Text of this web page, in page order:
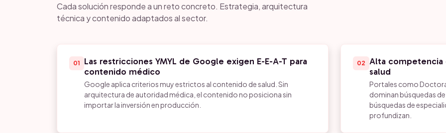
Cada solución responde a un reto concreto. Estrategia, arquitectura
técnica y contenido adaptados al sector.
01
Las restricciones YMYL de Google exigen E-E-A-T para
contenido médico
Google aplica criterios muy estrictos al contenido de salud. Sin
arquitectura de autoridad médica, el contenido no posiciona sin
importar la inversión en producción.
02 Alta
salud
Portales como
dominan búsquedas
búsquedas de
profundizan.